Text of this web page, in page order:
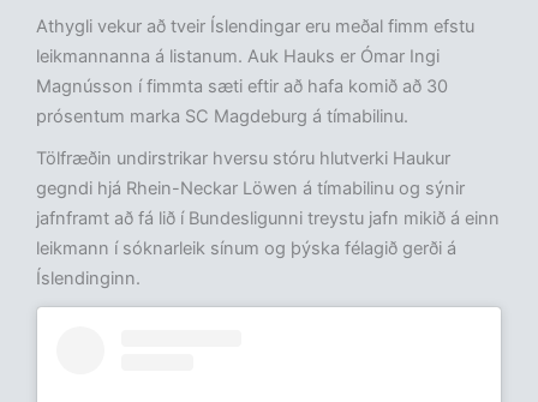
Athygli vekur að tveir Íslendingar eru meðal fimm efstu
leikmannanna á listanum. Auk Hauks er Ómar Ingi
Magnússon í fimmta sæti eftir að hafa komið að 30
prósentum marka SC Magdeburg á tímabilinu.
Tölfræðin undirstrikar hversu stóru hlutverki Haukur
gegndi hjá Rhein-Neckar Löwen á tímabilinu og sýnir
jafnframt að fá lið í Bundesligunni treystu jafn mikið á einn
leikmann í sóknarleik sínum og þýska félagið gerði á
Íslendinginn.